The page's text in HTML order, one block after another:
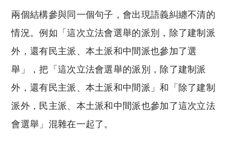
兩個結構參與同一個句子，會出現語義糾纏不清的
情況。例如「這次立法會選舉的派別，除了建制派
外，還有民主派、本土派和中間派也參加了選
舉」，把「這次立法會選舉的派別，除了建制派
外，還有民主派、本土派和中間派」和「除了建制
派外，民主派、本土派和中間派也參加了這次立法
會選舉」混雜在一起了。